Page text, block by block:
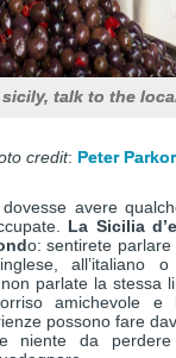
sicily, talk to the
credit: Peter
avere
La Sicilia
o: sentirete
all’italiano
parlate la stessa
amichevole e
possono fare
niente da